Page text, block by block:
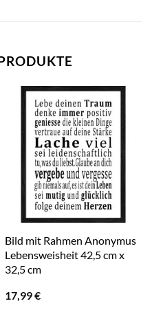
Bild mit Rahmen Anonymus
Lebensweisheit 42,5 cm x
32,5 cm
17,99€